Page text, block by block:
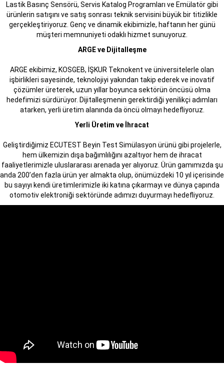
Lastik Basınç Sensörü, Servis Katalog Programları ve Emülatör gibi
ürünlerin satışını ve satış sonrası teknik servisini büyük bir titizlikle
gerçekleştiriyoruz. Genç ve dinamik ekibimizle, haftanın her günü
müşteri memnuniyeti odaklı hizmet sunuyoruz.
ARGE ve Dijitalleşme
ARGE ekibimiz, KOSGEB, İŞKUR Teknokent ve üniversitelerle olan
işbirlikleri sayesinde, teknolojiyi yakından takip ederek ve inovatif
çözümler üreterek, uzun yıllar boyunca sektörün öncüsü olma
hedefimizi sürdürüyor. Dijitalleşmenin gerektirdiği yenilikçi adımları
atarken, yerli üretim alanında da öncü olmayı hedefliyoruz.
Yerli Üretim ve İhracat
Geliştirdiğimiz ECUTEST Beyin Test Simülasyon ürünü gibi projelerle,
hem ülkemizin dışa bağımlılığını azaltıyor hem de ihracat
faaliyetlerimizle uluslararası arenada yer alıyoruz. Ürün gamımızda şu
anda 200’den fazla ürün yer almakta olup, önümüzdeki 10 yıl içerisinde
bu sayıyı kendi üretimlerimizle iki katına çıkarmayı ve dünya çapında
otomotiv elektroniği sektöründe adımızı duyurmayı hedefliyoruz.